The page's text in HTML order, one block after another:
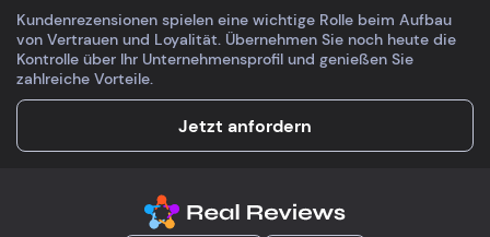
Kundenrezensionen spielen eine wichtige Rolle beim Aufbau
von Vertrauen und Loyalität. Übernehmen Sie noch heute die
Kontrolle über Ihr Unternehmensprofil und genießen Sie
zahlreiche Vorteile.
Jetzt anfordern